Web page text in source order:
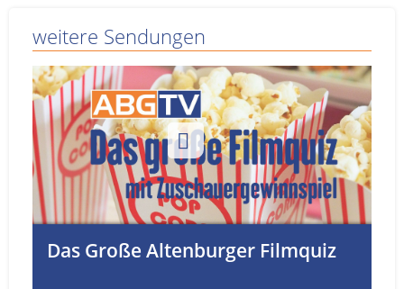
weitere Sendungen
Das Große Altenburger Filmquiz